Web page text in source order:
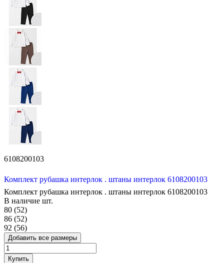
6108200103
Комплект рубашка интерлок . штаны интерлок 6108200103
Комплект рубашка интерлок . штаны интерлок 6108200103
В наличие шт.
80 (52)
86 (52)
92 (56)
Добавить все размеры
Купить